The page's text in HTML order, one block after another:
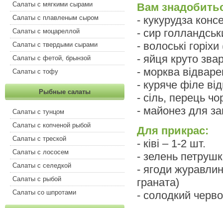
Салаты с мягкими сырами
Салаты с плавленым сыром
Салаты с моцареллой
Салаты с твердыми сырами
Салаты с фетой, брынзой
Салаты с тофу
Рыбные салаты
Салаты с тунцом
Салаты с копченой рыбой
Салаты с треской
Салаты с лососем
Салаты с селедкой
Салаты с рыбой
Салаты со шпротами
Вам
- кукурудза
- сир
- волоські
- яйця круто
- морква
- куряче філе
- сіль, перець
- майонез для
Для прикрас:
- ківі – 1-2 шт.
- зелень
- ягоди
граната)
- солодкий